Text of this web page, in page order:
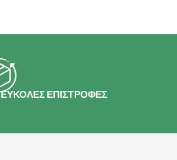
ΕΥΚΟΛΕΣ ΕΠΙΣΤΡΟΦΕΣ